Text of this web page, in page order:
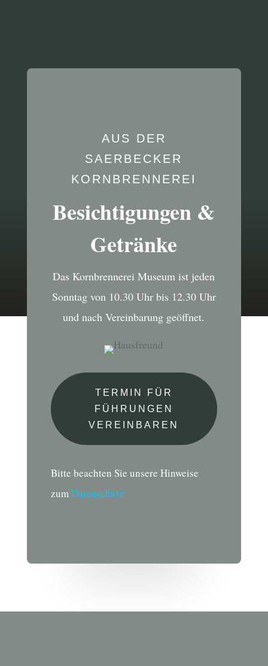
AUS DER
SAERBECKER
KORNBRENNEREI
Besichtigungen &
Getränke
Das Kornbrennerei Museum ist jeden
Sonntag von 10.30 Uhr bis 12.30 Uhr
und nach Vereinbarung geöffnet.
TERMIN FÜR
FÜHRUNGEN
VEREINBAREN
Bitte beachten Sie unsere Hinweise
zum Datenschutz